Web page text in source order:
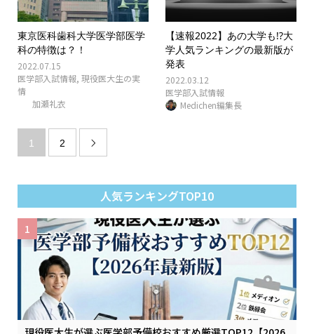
東京医科歯科大学医学部医学
科の特徴は？！
2022.07.15
医学部入試情報, 現役医大生の実
情
加瀬礼衣
【速報2022】あの大学も!?大
学人気ランキングの最新版が
発表
2022.03.12
医学部入試情報
Medichen編集長
1 2 
人気ランキングTOP10
1